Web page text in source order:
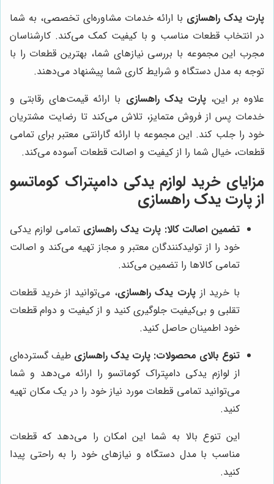
پارت یدک راهسازی با ارائه خدمات مشاوره‌ای تخصصی، به شما
در انتخاب قطعات مناسب و با کیفیت کمک می‌کند. کارشناسان
مجرب این مجموعه با بررسی نیازهای شما، بهترین قطعات را با
توجه به مدل دستگاه و شرایط کاری شما پیشنهاد می‌دهند.
علاوه بر این،پارت یدک راهسازی با ارائه قیمت‌های رقابتی و
خدمات پس از فروش متمایز، تلاش می‌کند تا رضایت مشتریان
خود را جلب کند. این مجموعه با ارائه گارانتی معتبر برای تمامی
قطعات، خیال شما را از کیفیت و اصالت قطعات آسوده می‌کند.
مزایای خرید لوازم یدکی دامپتراک کوماتسو
از پارت یدک راهسازی
تضمین اصالت کالا: پارت یدک راهسازی تمامی لوازم یدکی
خود را از تولیدکنندگان معتبر و مجاز تهیه می‌کند و اصالت
تمامی کالاها را تضمین می‌کند.
با خرید از پارت یدک راهسازی، می‌توانید از خرید قطعات
تقلبی و بی‌کیفیت جلوگیری کنید و از کیفیت و دوام قطعات
خود اطمینان حاصل کنید.
تنوع بالای محصولات: پارت یدک راهسازی طیف گسترده‌ای
از لوازم یدکی دامپتراک کوماتسو را ارائه می‌دهد و شما
می‌توانید تمامی قطعات مورد نیاز خود را در یک مکان تهیه
کنید.
این تنوع بالا به شما این امکان را می‌دهد که قطعات
مناسب با مدل دستگاه و نیازهای خود را به راحتی پیدا
کنید.